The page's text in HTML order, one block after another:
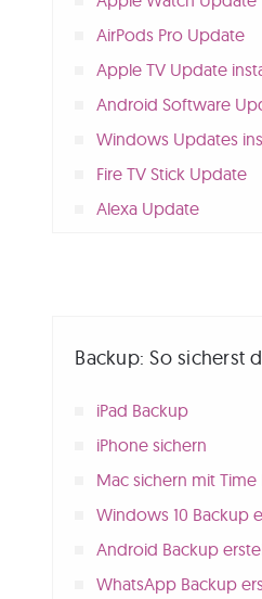
AirPods Pro Update
Apple TV Update
Android Software
Windows Updates
Fire TV Stick Update
Alexa Update
Backup: So sicherst
iPad Backup
iPhone sichern
Mac sichern mit
Windows 10 Backup
Android Backup
WhatsApp Backup